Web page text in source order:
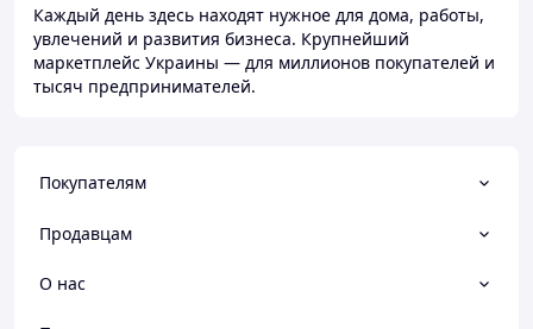
Каждый день здесь находят нужное для дома, работы,
увлечений и развития бизнеса. Крупнейший
маркетплейс Украины — для миллионов покупателей и
тысяч предпринимателей.
Покупателям
Продавцам
О нас